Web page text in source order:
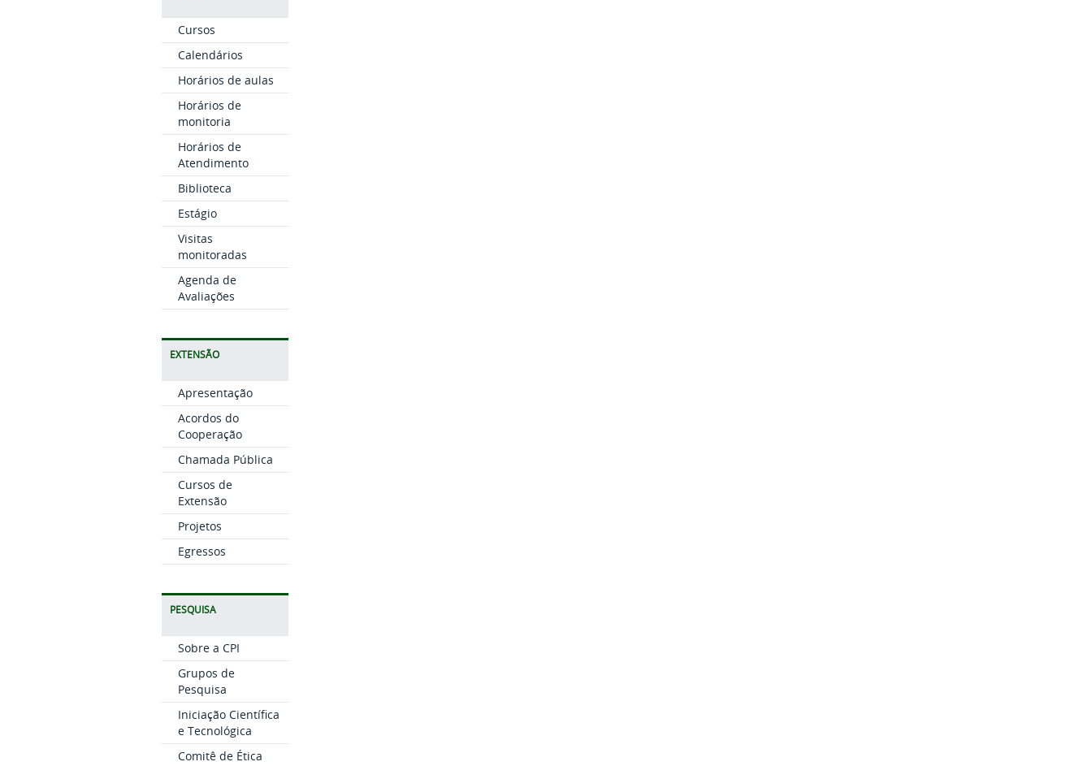
Cursos
Calendários
Horários de aulas
Horários de
monitoria
Horários de
Atendimento
Biblioteca
Estágio
Visitas
monitoradas
Agenda de
Avaliações
EXTENSÃO
Apresentação
Acordos do
Cooperação
Chamada Pública
Cursos de
Extensão
Projetos
Egressos
PESQUISA
Sobre a CPI
Grupos de
Pesquisa
Iniciação Científica
e Tecnológica
Comitê de Ética